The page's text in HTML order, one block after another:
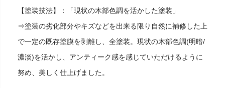
【塗装技法】：「現状の木部色調を活かした塗装」
⇒塗装の劣化部分やキズなどを出来る限り自然に補修した上
で一定の既存塗膜を剥離し、全塗装。現状の木部色調(明暗/
濃淡)を活かし、アンティーク感を感じていただけるように
努め、美しく仕上げました。